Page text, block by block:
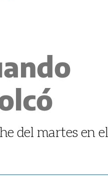
del martes en el